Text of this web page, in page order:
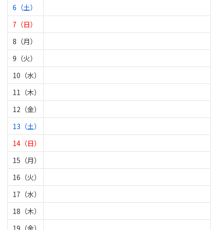
6（土）
7（日）
8（月）
9（火）
10（水）
11（木）
12（金）
13（土）
14（日）
15（月）
16（火）
17（水）
18（木）